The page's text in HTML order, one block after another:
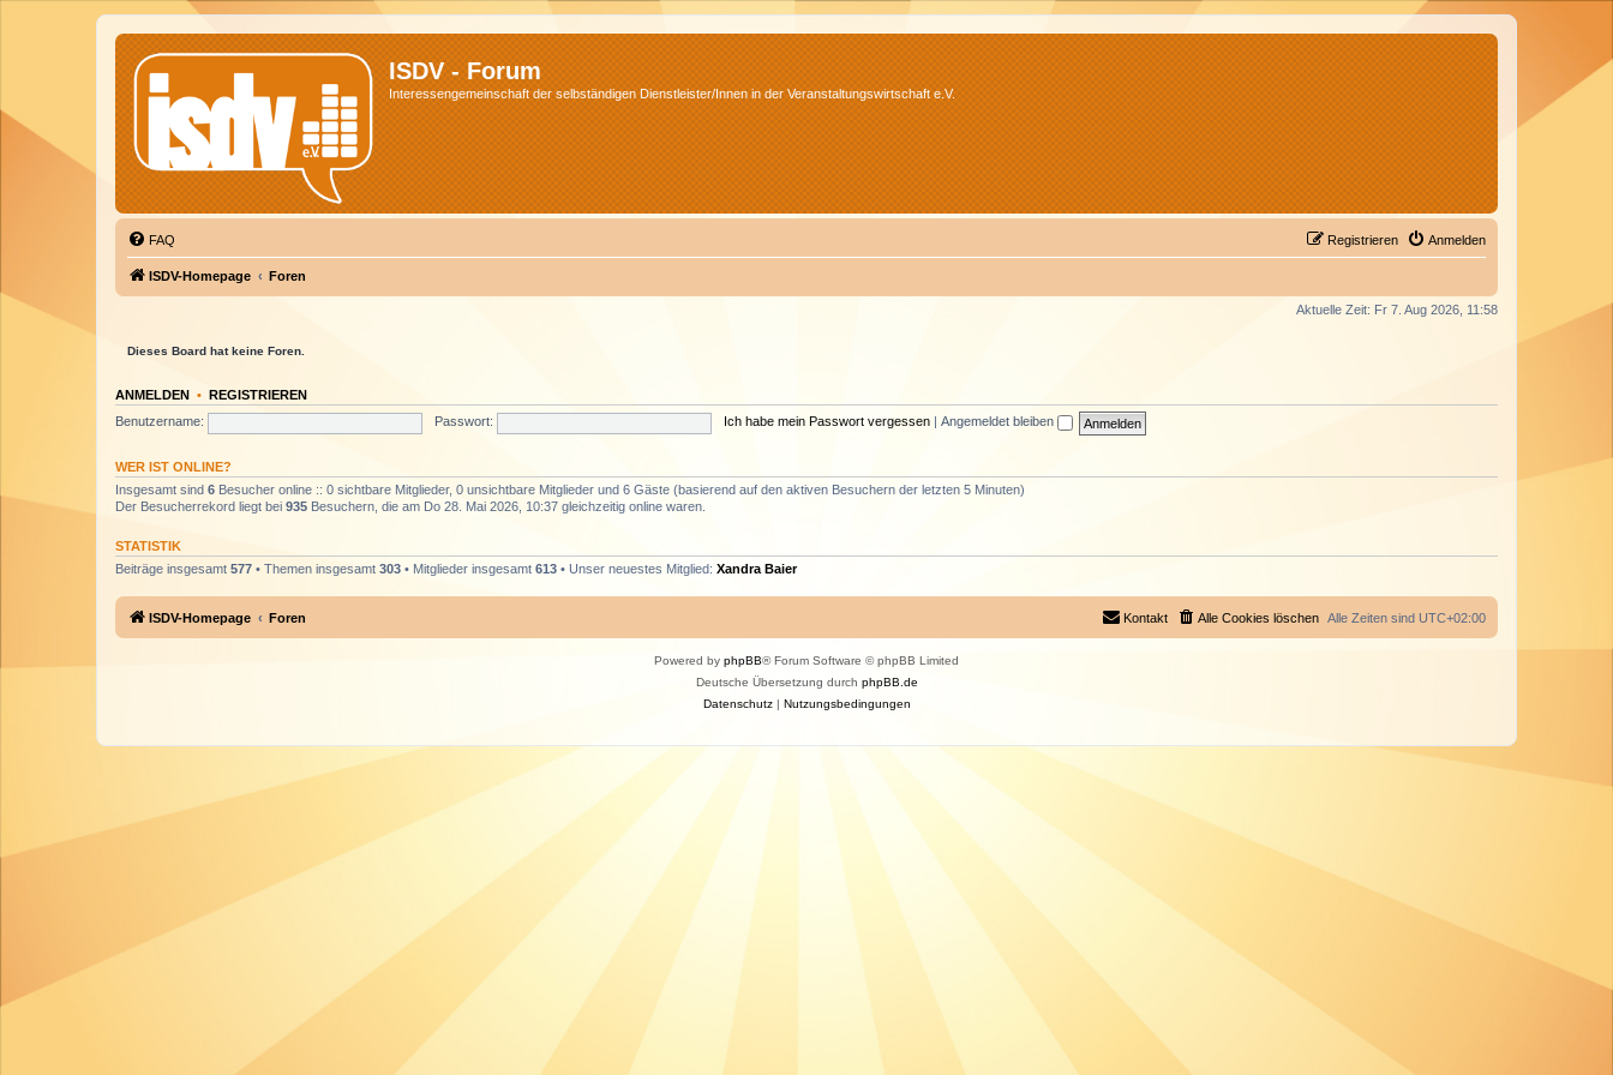
ISDV - Forum
Interessengemeinschaft der selbständigen Dienstleister/Innen in der Veranstaltungswirtschaft e.V.
FAQ Anmelden
Registrieren
ISDV-Homepage Foren
Aktuelle Zeit: Fr 7. Aug 2026, 11:58
Dieses Board hat keine Foren.
ANMELDEN • REGISTRIEREN
Benutzername:
Passwort: Ich habe mein Passwort vergessen Angemeldet bleiben
WER IST ONLINE?
Insgesamt sind 6 Besucher online :: 0 sichtbare Mitglieder, 0 unsichtbare Mitglieder und 6 Gäste (basierend auf den aktiven Besuchern der letzten 5 Minuten)
Der Besucherrekord liegt bei 935 Besuchern, die am Do 28. Mai 2026, 10:37 gleichzeitig online waren.
STATISTIK
Beiträge insgesamt 577 • Themen insgesamt 303 • Mitglieder insgesamt 613 • Unser neuestes Mitglied: Xandra Baier
ISDV-Homepage Foren Alle Zeiten sind UTC+02:00
Alle Cookies löschen
Kontakt
Powered by phpBB® Forum Software © phpBB Limited
Deutsche Übersetzung durch phpBB.de
Datenschutz| Nutzungsbedingungen